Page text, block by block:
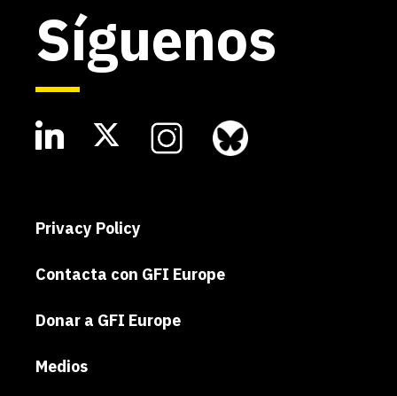
Síguenos
Privacy Policy
Contacta con GFI Europe
Donar a GFI Europe
Medios